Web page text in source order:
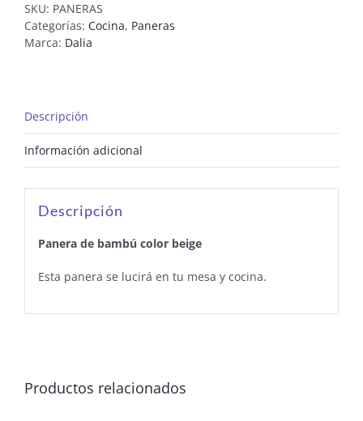
SKU: PANERAS
Categorías: Cocina, Paneras
Marca: Dalia
Descripción
Información adicional
Descripción
Panera de bambú color beige
Esta panera se lucirá en tu mesa y cocina.
Productos relacionados